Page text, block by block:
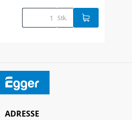
Stk.
ADRESSE